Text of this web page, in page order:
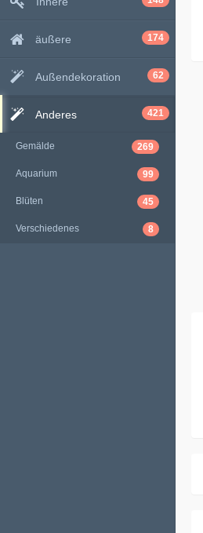
äußere 174
Außendekoration 62
Anderes 421
Gemälde 269
Aquarium 99
Blüten 45
Verschiedenes 8